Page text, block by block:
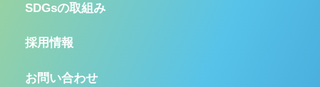
SDGsの取組み
採用情報
お問い合わせ